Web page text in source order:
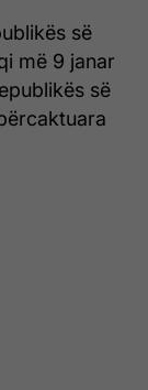
së
më 9 janar
së